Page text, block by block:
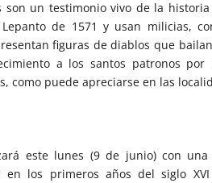
son un testimonio vivo de la
de 1571 y usan milicias,
figuras de diablos que
a los santos patronos
como puede apreciarse en las
este lunes (9 de junio) con
en los primeros años del siglo